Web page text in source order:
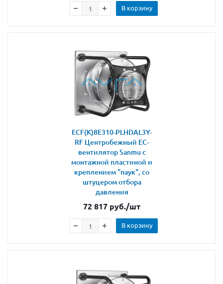
В корзину
ECF(K)8E310-PLHDAL3Y-
RF Центробежный ЕС-
вентилятор Sanmu с
монтажной пластиной и
креплением "паук", со
штуцером отбора
давления
72 817 руб./шт
В корзину